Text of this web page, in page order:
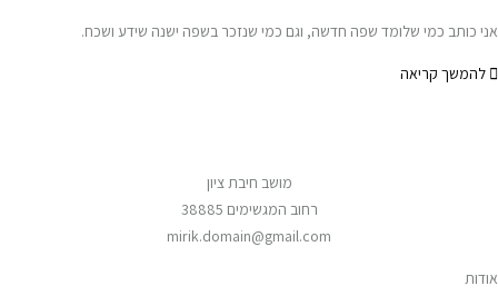
אני כותב כמי שלומד שפה חדשה, וגם כמי שנזכר בשפה ישנה שידע ושכח.
להמשך קריאה
מושב חיבת ציון
רחוב המגשימים 38885
mirik.domain@gmail.com
אודות